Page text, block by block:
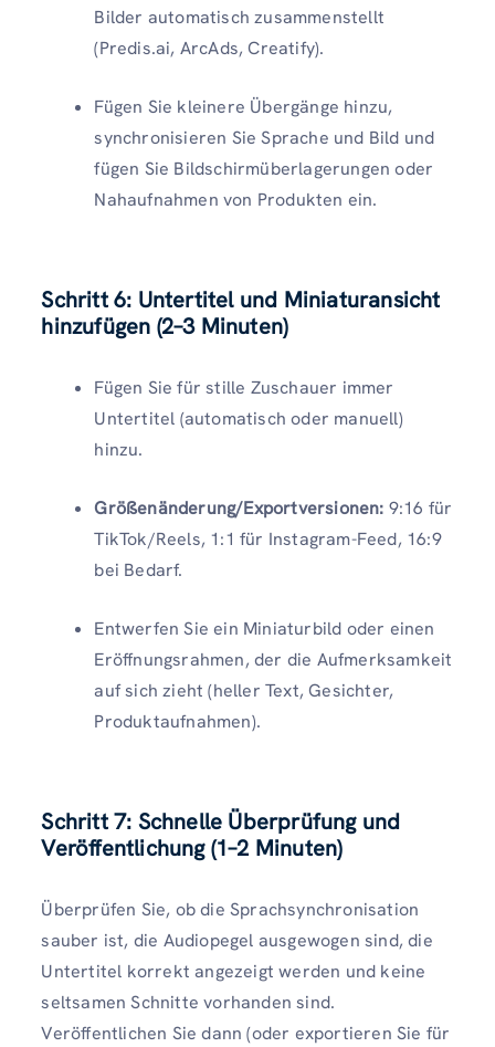
Bilder automatisch zusammenstellt
(Predis.ai, ArcAds, Creatify).
Fügen Sie kleinere Übergänge hinzu,
synchronisieren Sie Sprache und Bild und
fügen Sie Bildschirmüberlagerungen oder
Nahaufnahmen von Produkten ein.
Schritt 6: Untertitel und Miniaturansicht
hinzufügen (2–3 Minuten)
Fügen Sie für stille Zuschauer immer
Untertitel (automatisch oder manuell)
hinzu.
Größenänderung/Exportversionen: 9:16 für
TikTok/Reels, 1:1 für Instagram-Feed, 16:9
bei Bedarf.
Entwerfen Sie ein Miniaturbild oder einen
Eröffnungsrahmen, der die Aufmerksamkeit
auf sich zieht (heller Text, Gesichter,
Produktaufnahmen).
Schritt 7: Schnelle Überprüfung und
Veröffentlichung (1–2 Minuten)
Überprüfen Sie, ob die Sprachsynchronisation
sauber ist, die Audiopegel ausgewogen sind, die
Untertitel korrekt angezeigt werden und keine
seltsamen Schnitte vorhanden sind.
Veröffentlichen Sie dann (oder exportieren Sie für